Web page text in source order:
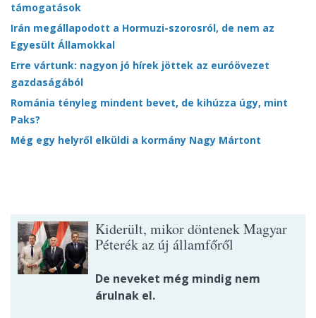
támogatások
Irán megállapodott a Hormuzi-szorosról, de nem az
Egyesült Államokkal
Erre vártunk: nagyon jó hírek jöttek az euróövezet
gazdaságából
Románia tényleg mindent bevet, de kihúzza úgy, mint
Paks?
Még egy helyről elküldi a kormány Nagy Mártont
Kiderült, mikor döntenek Magyar
Péterék az új államfőről
De neveket még mindig nem
árulnak el.